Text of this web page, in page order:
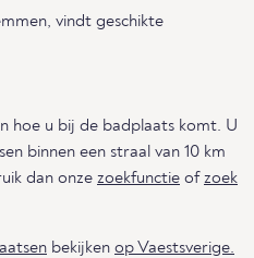
vindt geschikte
hoe u bij de badplaats komt. U
binnen een straal van 10 km
dan onze zoekfunctie ofzoek
bekijken op Vaestsverige.